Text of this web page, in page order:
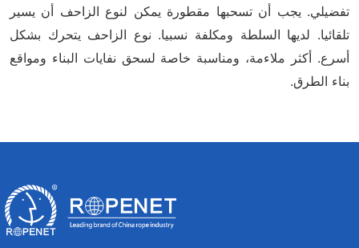
تفضيلي. يجب أن تسحبها مقطورة يمكن لنوع الزاحف أن يسير
تلقائيا. لديها السلطة ومكلفة نسبيا. نوع الزاحف يتحرك بشكل
أسرع. أكثر ملاءمة، ومناسبة خاصة لسحق نفايات البناء ومواقع
بناء الطرق.